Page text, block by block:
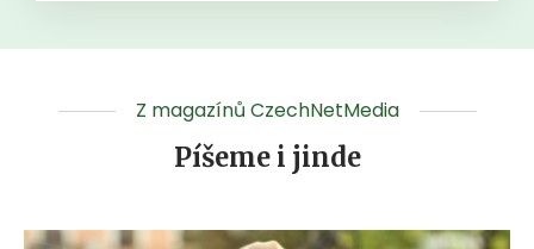
Z magazínů CzechNetMedia
Píšeme i jinde